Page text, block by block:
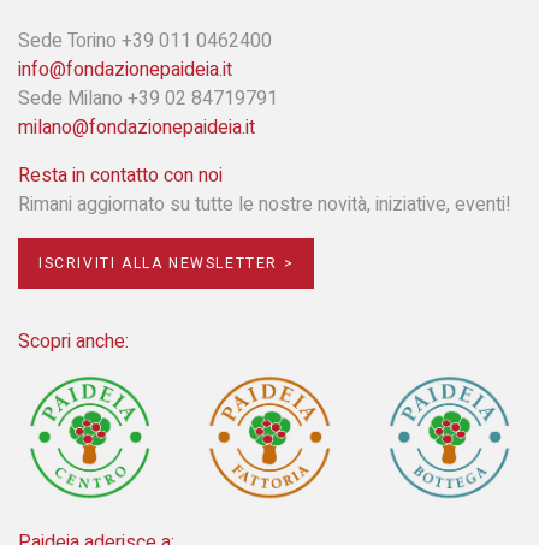
Sede Torino +39 011 0462400
info@fondazionepaideia.it
Sede Milano +39 02 84719791
milano@fondazionepaideia.it
Resta in contatto con noi
Rimani aggiornato su tutte le nostre novità, iniziative, eventi!
ISCRIVITI ALLA NEWSLETTER >
Scopri anche: